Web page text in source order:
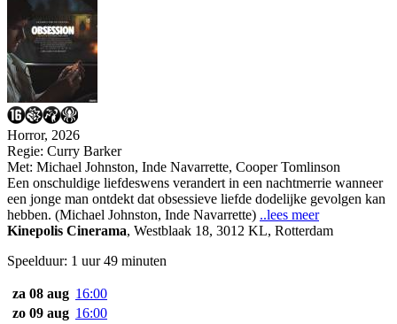
Horror, 2026
Regie: Curry Barker
Met: Michael Johnston, Inde Navarrette, Cooper Tomlinson
Een onschuldige liefdeswens verandert in een nachtmerrie wanneer
een jonge man ontdekt dat obsessieve liefde dodelijke gevolgen kan
hebben. (Michael Johnston, Inde Navarrette) ..lees meer
Kinepolis Cinerama, Westblaak 18, 3012 KL, Rotterdam
Speelduur: 1 uur 49 minuten
za 08 aug 16:00
zo 09 aug 16:00